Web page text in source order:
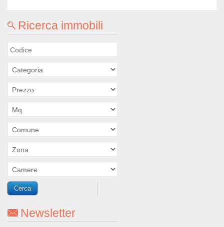
Ricerca immobili
Newsletter